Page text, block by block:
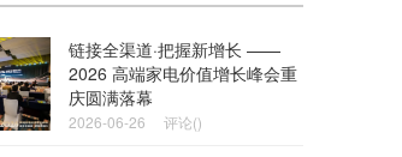
链接全渠道·把握新增长 ——
2026 高端家电价值增长峰会重
庆圆满落幕
2026-06-26 评论()